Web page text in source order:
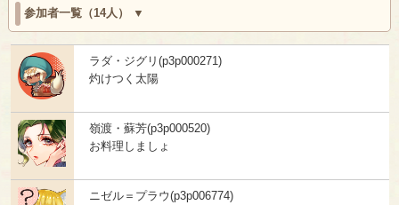
参加者一覧（14人）
ラダ・ジグリ(p3p000271)
灼けつく太陽
嶺渡・蘇芳(p3p000520)
お料理しましょ
ニゼル＝プラウ(p3p006774)